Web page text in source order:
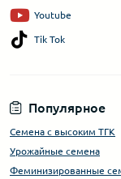
Популярное
Семена с высоким ТГК
Урожайные семена
Феминизированные
Youtube
Tik Tok